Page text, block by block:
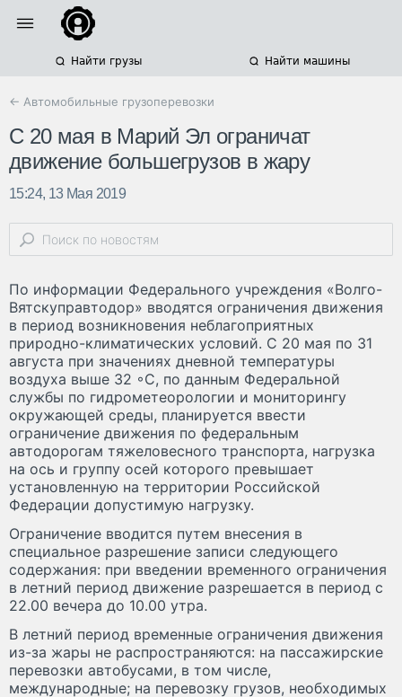
Найти грузы Найти машины
← Автомобильные грузоперевозки
С 20 мая в Марий Эл ограничат
движение большегрузов в жару
15:24, 13 Мая 2019
По информации Федерального учреждения «Волго-
Вятскуправтодор» вводятся ограничения движения
в период возникновения неблагоприятных
природно-климатических условий. С 20 мая по 31
августа при значениях дневной температуры
воздуха выше 32 ◦С, по данным Федеральной
службы по гидрометеорологии и мониторингу
окружающей среды, планируется ввести
ограничение движения по федеральным
автодорогам тяжеловесного транспорта, нагрузка
на ось и группу осей которого превышает
установленную на территории Российской
Федерации допустимую нагрузку.
Ограничение вводится путем внесения в
специальное разрешение записи следующего
содержания: при введении временного ограничения
в летний период движение разрешается в период с
22.00 вечера до 10.00 утра.
В летний период временные ограничения движения
из-за жары не распространяются: на пассажирские
перевозки автобусами, в том числе,
международные; на перевозку грузов, необходимых